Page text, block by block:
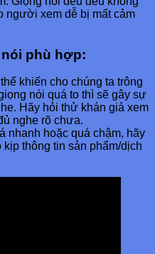
người xem dễ bị mất cảm
phù hợp:
khiến cho chúng ta trông
nói quá to thì sẽ gây sự
Hãy hỏi thử khán giả xem
nghe rõ chưa.
nhanh hoặc quá chậm, hãy
thông tin sản phẩm/dịch